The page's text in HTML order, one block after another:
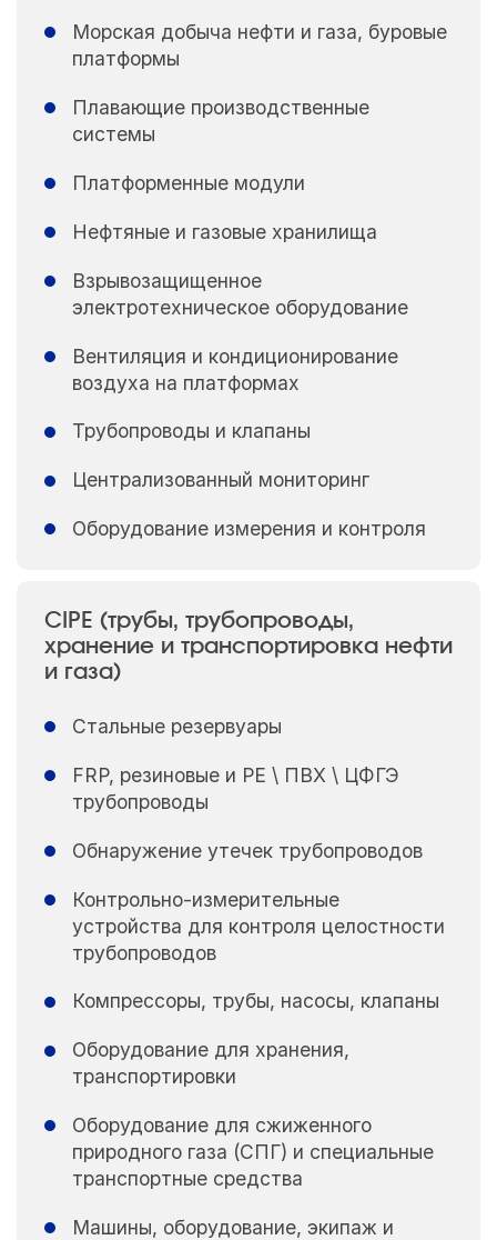
Морская добыча нефти и газа, буровые
платформы
Плавающие производственные
системы
Платформенные модули
Нефтяные и газовые хранилища
Взрывозащищенное
электротехническое оборудование
Вентиляция и кондиционирование
воздуха на платформах
Трубопроводы и клапаны
Централизованный мониторинг
Оборудование измерения и контроля
CIPE (трубы, трубопроводы,
хранение и транспортировка нефти
и газа)
Стальные резервуары
FRP, резиновые и PE \ ПВХ \ ЦФГЭ
трубопроводы
Обнаружение утечек трубопроводов
Контрольно-измерительные
устройства для контроля целостности
трубопроводов
Компрессоры, трубы, насосы, клапаны
Оборудование для хранения,
транспортировки
Оборудование для сжиженного
природного газа (СПГ) и специальные
транспортные средства
Машины, оборудование, экипаж и